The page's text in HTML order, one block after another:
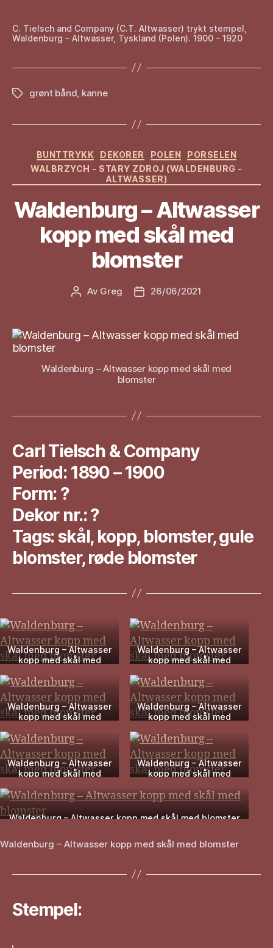
C. Tielsch and Company (C.T. Altwasser) trykt stempel,
Waldenburg – Altwasser, Tyskland (Polen). 1900 – 1920
Stikkordgrønt bånd, kanne
Kategorier
BUNTTRYKK DEKORER POLEN
PORSELEN
WALBRZYCH - STARY ZDROJ (WALDENBURG -
ALTWASSER)
Waldenburg – Altwasser
kopp med skål med
blomster
Innleggsforfatter
Av Greg Publiseringsdato
26/06/2021
Waldenburg – Altwasser kopp med skål med
blomster
Carl Tielsch & Company
Period: 1890 – 1900
Form: ?
Dekor nr.: ?
Tags: skål, kopp, blomster, gule
blomster, røde blomster
Waldenburg – Altwasser
kopp med skål med
Waldenburg – Altwasser
kopp med skål med
Waldenburg – Altwasser
kopp med skål med
Waldenburg – Altwasser
kopp med skål med
Waldenburg – Altwasser
kopp med skål med
Waldenburg – Altwasser
kopp med skål med
Waldenburg – Altwasser kopp med skål med blomster
Waldenburg – Altwasser kopp med skål med blomster
Stempel: